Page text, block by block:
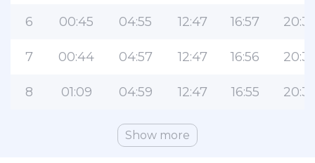
6 00:45 04:55 12:47 16:57
7 00:44 04:57 12:47 16:56
8 01:09 04:59 12:47 16:55
Show more